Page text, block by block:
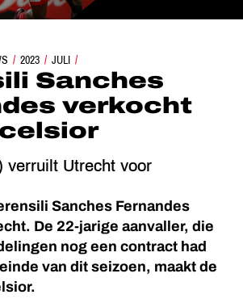
2023 JULI
FERNANDES VERKOCHT AAN EXCELSIOR
Sanches
verkocht
verruilt Utrecht voor
Sanches Fernandes
De 22-jarige aanvaller, die
nog een contract had
van dit seizoen, maakt de